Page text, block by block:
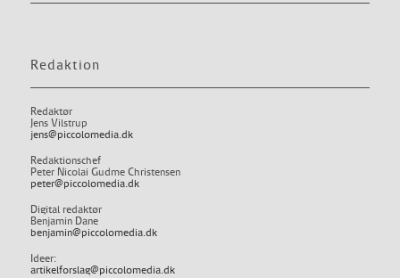
Redaktion
Redaktør
Jens Vilstrup
jens@piccolomedia.dk
Redaktionschef
Peter Nicolai Gudme Christensen
peter@piccolomedia.dk
Digital redaktør
Benjamin Dane
benjamin@piccolomedia.dk
Ideer:
artikelforslag@piccolomedia.dk